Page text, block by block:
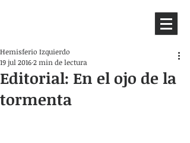
Editorial: En el ojo de la
tormenta
Hemisferio Izquierdo
19 jul 20162 min de lectura